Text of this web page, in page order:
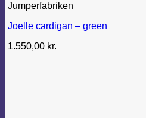
Jumperfabriken
Joelle cardigan – green
1.550,00 kr.